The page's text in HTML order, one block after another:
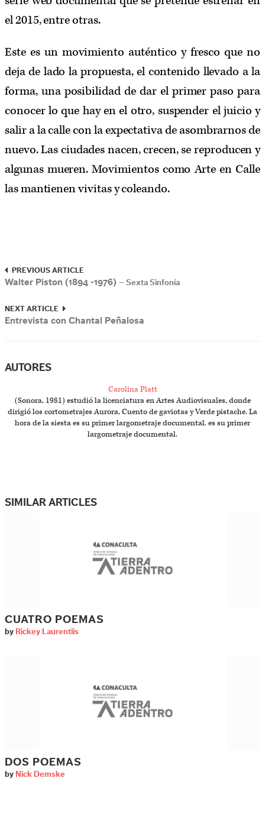
el 2015, entre otras.
Este es un movimiento auténtico y fresco que no
deja de lado la propuesta, el contenido llevado a la
forma, una posibilidad de dar el primer paso para
conocer lo que hay en el otro, suspender el juicio y
salir a la calle con la expectativa de asombrarnos de
nuevo. Las ciudades nacen, crecen, se reproducen y
algunas mueren. Movimientos como Arte en Calle
las mantienen vivitas y coleando.
PREVIOUS ARTICLE
Walter Piston (1894 -1976) – Sexta Sinfonía
NEXT ARTICLE
Entrevista con Chantal Peñalosa
AUTORES
Carolina Platt
(Sonora, 1981) estudió la licenciatura en Artes Audiovisuales, donde
dirigió los cortometrajes Aurora, Cuento de gaviotas y Verde pistache. La
hora de la siesta es su primer largometraje documental. es su primer
largometraje documental.
SIMILAR ARTICLES
CUATRO POEMAS
by Rickey Laurentiis
DOS POEMAS
by Nick Demske